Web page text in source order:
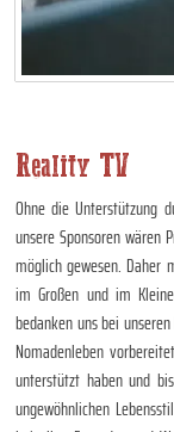
Reality TV
Ohne die Unterstützung
unsere Sponsoren wären
möglich gewesen. Daher
im Großen und im
bedanken uns bei
Nomadenleben
unterstützt haben und
ungewöhnlichen